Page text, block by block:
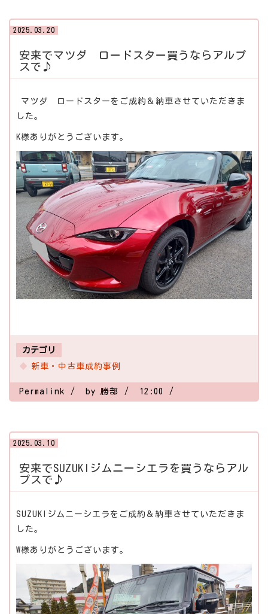
2025.03.20
安来でマツダ ロードスター買うならアルプ
スで♪
マツダ ロードスターをご成約＆納車させていただきま
した。
K様ありがとうございます。
カテゴリ
新車・中古車成約事例
Permalink by 勝部 12:00
2025.03.10
安来でSUZUKIジムニーシエラを買うならアル
プスで♪
SUZUKIジムニーシエラをご成約＆納車させていただきま
した。
W様ありがとうございます。